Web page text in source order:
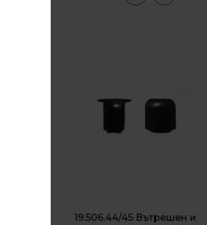
19.506.44/45 Вътрешен и